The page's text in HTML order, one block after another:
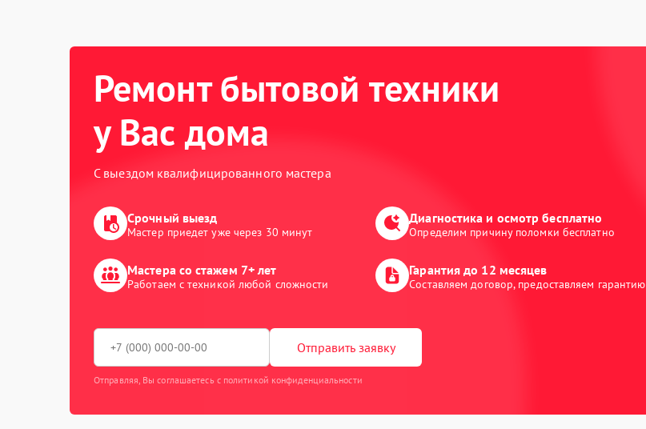
Ремонт бытовой техники
у Вас дома
С выездом квалифицированного мастера
Срочный выезд
Мастер приедет уже через 30 минут
Диагностика и осмотр бесплатно
Определим причину поломки бесплатно
Мастера со стажем 7+ лет
Работаем с техникой любой сложности
Гарантия до 12 месяцев
Составляем договор, предоставляем гарантию
Отправить заявку
Отправляя, Вы соглашаетесь с политикой конфиденциальности